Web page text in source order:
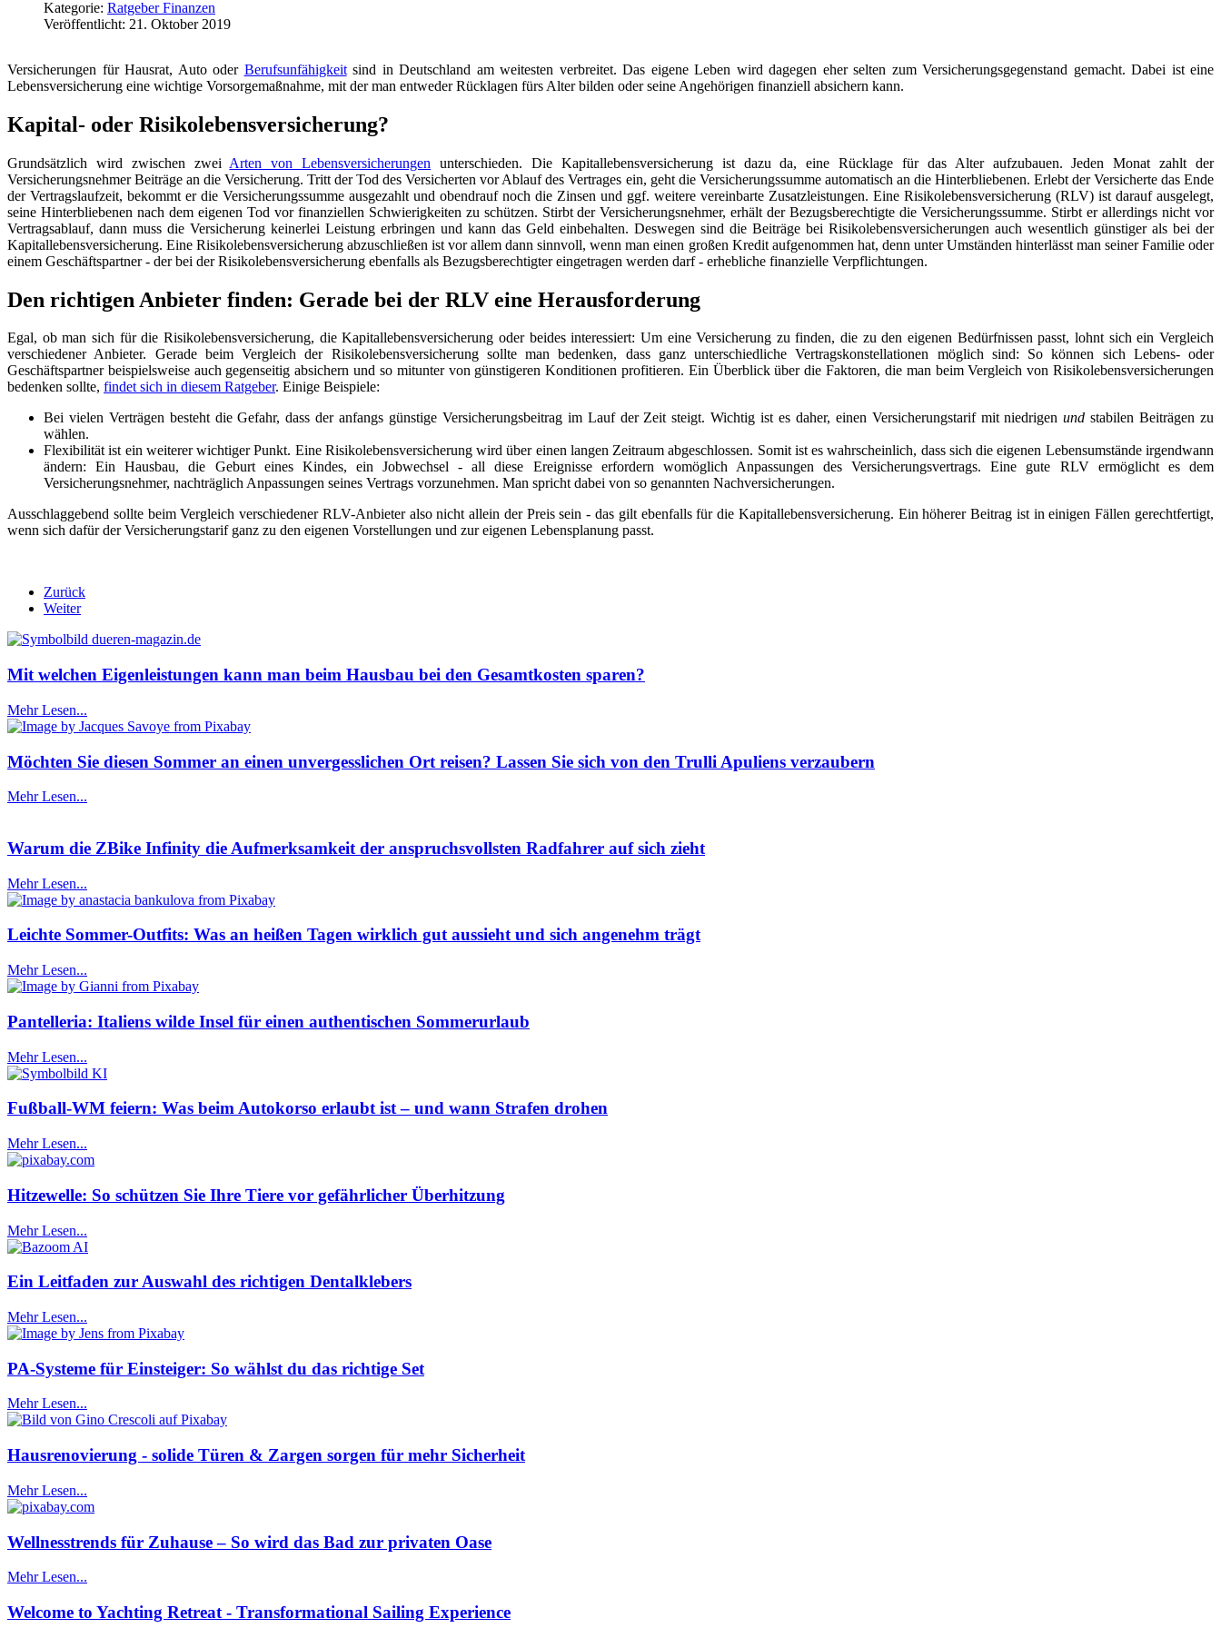
Kategorie: Ratgeber Finanzen
Veröffentlicht: 21. Oktober 2019
Versicherungen für Hausrat, Auto oder Berufsunfähigkeitsind in Deutschland am weitesten verbreitet. Das eigene Leben wird dagegen eher selten zum Versicherungsgegenstand gemacht. Dabei ist eine
Lebensversicherung eine wichtige Vorsorgemaßnahme, mit der man entweder Rücklagen fürs Alter bilden oder seine Angehörigen finanziell absichern kann.
Kapital- oder Risikolebensversicherung?
Grundsätzlich wird zwischen zwei Arten von Lebensversicherungen unterschieden. Die Kapitallebensversicherung ist dazu da, eine Rücklage für das Alter aufzubauen. Jeden Monat zahlt der
Versicherungsnehmer Beiträge an die Versicherung. Tritt der Tod des Versicherten vor Ablauf des Vertrages ein, geht die Versicherungssumme automatisch an die Hinterbliebenen. Erlebt der Versicherte das Ende
der Vertragslaufzeit, bekommt er die Versicherungssumme ausgezahlt und obendrauf noch die Zinsen und ggf. weitere vereinbarte Zusatzleistungen. Eine Risikolebensversicherung (RLV) ist darauf ausgelegt,
seine Hinterbliebenen nach dem eigenen Tod vor finanziellen Schwierigkeiten zu schützen. Stirbt der Versicherungsnehmer, erhält der Bezugsberechtigte die Versicherungssumme. Stirbt er allerdings nicht vor
Vertragsablauf, dann muss die Versicherung keinerlei Leistung erbringen und kann das Geld einbehalten. Deswegen sind die Beiträge bei Risikolebensversicherungen auch wesentlich günstiger als bei der
Kapitallebensversicherung. Eine Risikolebensversicherung abzuschließen ist vor allem dann sinnvoll, wenn man einen großen Kredit aufgenommen hat, denn unter Umständen hinterlässt man seiner Familie oder
einem Geschäftspartner - der bei der Risikolebensversicherung ebenfalls als Bezugsberechtigter eingetragen werden darf - erhebliche finanzielle Verpflichtungen.
Den richtigen Anbieter finden: Gerade bei der RLV eine Herausforderung
Egal, ob man sich für die Risikolebensversicherung, die Kapitallebensversicherung oder beides interessiert: Um eine Versicherung zu finden, die zu den eigenen Bedürfnissen passt, lohnt sich ein Vergleich
verschiedener Anbieter. Gerade beim Vergleich der Risikolebensversicherung sollte man bedenken, dass ganz unterschiedliche Vertragskonstellationen möglich sind: So können sich Lebens- oder
Geschäftspartner beispielsweise auch gegenseitig absichern und so mitunter von günstigeren Konditionen profitieren. Ein Überblick über die Faktoren, die man beim Vergleich von Risikolebensversicherungen
bedenken sollte, findet sich in diesem Ratgeber. Einige Beispiele:
Bei vielen Verträgen besteht die Gefahr, dass der anfangs günstige Versicherungsbeitrag im Lauf der Zeit steigt. Wichtig ist es daher, einen Versicherungstarif mit niedrigenund stabilen Beiträgen zu
wählen.
Flexibilität ist ein weiterer wichtiger Punkt. Eine Risikolebensversicherung wird über einen langen Zeitraum abgeschlossen. Somit ist es wahrscheinlich, dass sich die eigenen Lebensumstände irgendwann
ändern: Ein Hausbau, die Geburt eines Kindes, ein Jobwechsel - all diese Ereignisse erfordern womöglich Anpassungen des Versicherungsvertrags. Eine gute RLV ermöglicht es dem
Versicherungsnehmer, nachträglich Anpassungen seines Vertrags vorzunehmen. Man spricht dabei von so genannten Nachversicherungen.
Ausschlaggebend sollte beim Vergleich verschiedener RLV-Anbieter also nicht allein der Preis sein - das gilt ebenfalls für die Kapitallebensversicherung. Ein höherer Beitrag ist in einigen Fällen gerechtfertigt,
wenn sich dafür der Versicherungstarif ganz zu den eigenen Vorstellungen und zur eigenen Lebensplanung passt.
Zurück
Weiter
Mit welchen Eigenleistungen kann man beim Hausbau bei den Gesamtkosten sparen?
Mehr Lesen...
Möchten Sie diesen Sommer an einen unvergesslichen Ort reisen? Lassen Sie sich von den Trulli Apuliens verzaubern
Mehr Lesen...
Warum die ZBike Infinity die Aufmerksamkeit der anspruchsvollsten Radfahrer auf sich zieht
Mehr Lesen...
Leichte Sommer-Outfits: Was an heißen Tagen wirklich gut aussieht und sich angenehm trägt
Mehr Lesen...
Pantelleria: Italiens wilde Insel für einen authentischen Sommerurlaub
Mehr Lesen...
Fußball-WM feiern: Was beim Autokorso erlaubt ist – und wann Strafen drohen
Mehr Lesen...
Hitzewelle: So schützen Sie Ihre Tiere vor gefährlicher Überhitzung
Mehr Lesen...
Ein Leitfaden zur Auswahl des richtigen Dentalklebers
Mehr Lesen...
PA-Systeme für Einsteiger: So wählst du das richtige Set
Mehr Lesen...
Hausrenovierung - solide Türen & Zargen sorgen für mehr Sicherheit
Mehr Lesen...
Wellnesstrends für Zuhause – So wird das Bad zur privaten Oase
Mehr Lesen...
Welcome to Yachting Retreat - Transformational Sailing Experience